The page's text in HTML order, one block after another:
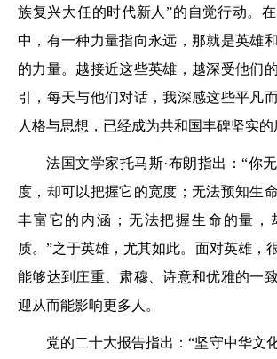
族复兴大任的时代新人”的自觉行动。
中，有一种力量指向永远，那就是英雄
的力量。越接近这些英雄，越深受他们
引，每天与他们对话，我深感这些平凡
人格与思想，已经成为共和国丰碑坚实的
法国文学家托马斯·布朗指出：“你
度，却可以把握它的宽度；无法预知生
丰富它的内涵；无法把握生命的量，
质。”之于英雄，尤其如此。面对英雄，
能够达到庄重、肃穆、诗意和优雅的一
迎从而能影响更多人。
党的二十大报告指出：“坚守中华文